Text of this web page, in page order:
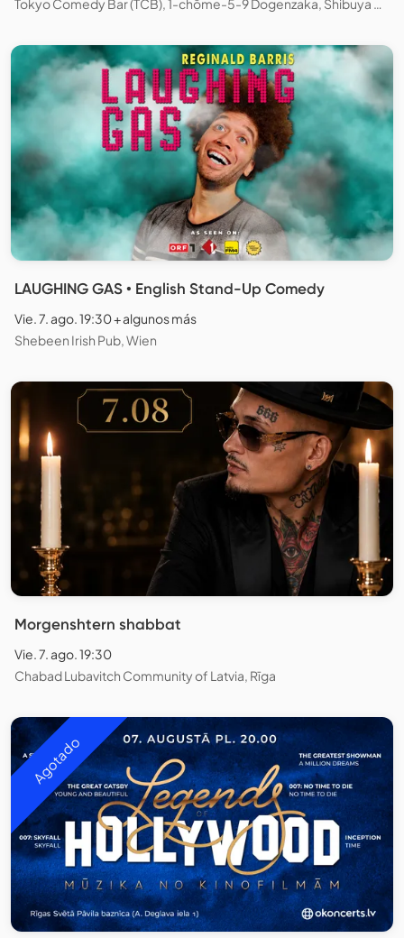
Tokyo Comedy Bar (TCB), 1-chōme-5-9 Dogenzaka, Shibuya City, Tokyo, Japan
LAUGHING GAS • English Stand-Up Comedy
Vie. 7. ago. 19:30 + algunos más
Shebeen Irish Pub, Wien
Morgenshtern shabbat
Vie. 7. ago. 19:30
Chabad Lubavitch Community of Latvia, Rīga
Agotado